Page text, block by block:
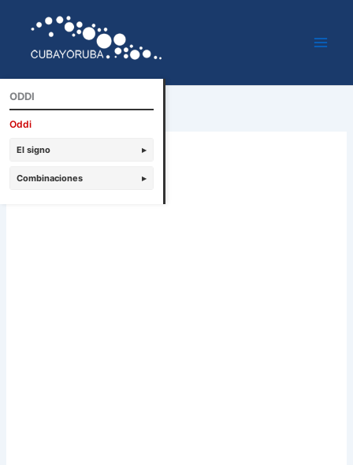
contenido
ODDI
Oddi
El signo ▸
Combinaciones ▸